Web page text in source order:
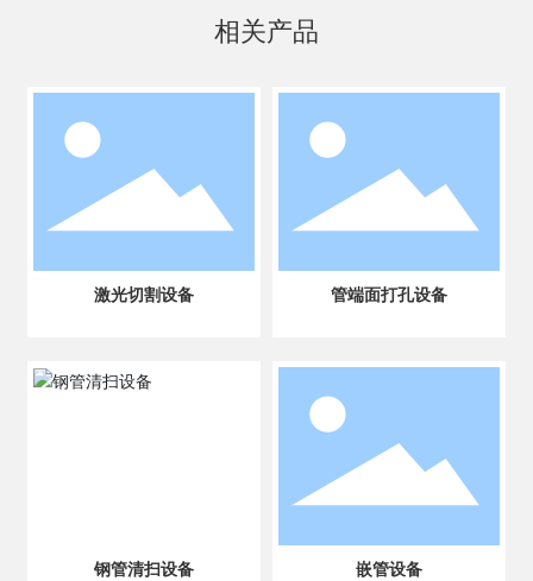
相关产品
激光切割设备 管端面打孔设备
钢管清扫设备 嵌管设备